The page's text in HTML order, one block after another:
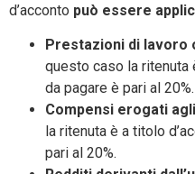
d’acconto può essere
Prestazioni di lavoro
questo caso la ritenuta
da pagare è pari al 20%.
Compensi erogati
la ritenuta è a titolo
pari al 20%.